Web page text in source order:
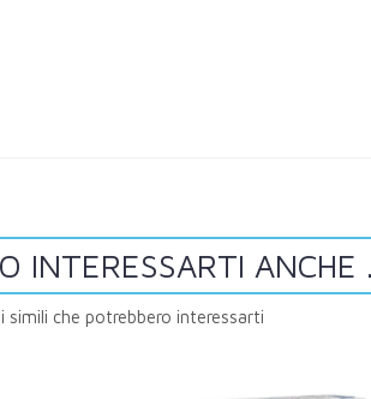
INTERESSARTI ANCHE
simili che potrebbero interessarti